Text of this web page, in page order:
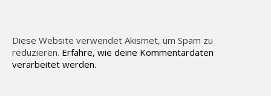
Diese Website verwendet Akismet, um Spam zu
reduzieren. Erfahre, wie deine Kommentardaten
verarbeitet werden.